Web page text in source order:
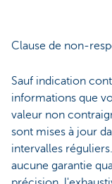
Clause de non-
Sauf indication
informations que
valeur non
sont mises à jour
intervalles
aucune garantie